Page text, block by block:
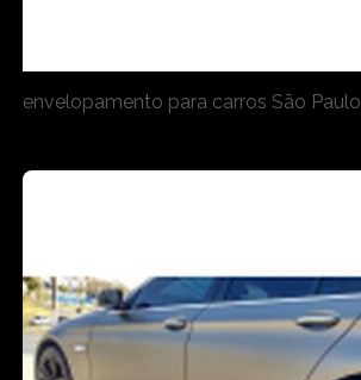
envelopamento para carros São Paulo